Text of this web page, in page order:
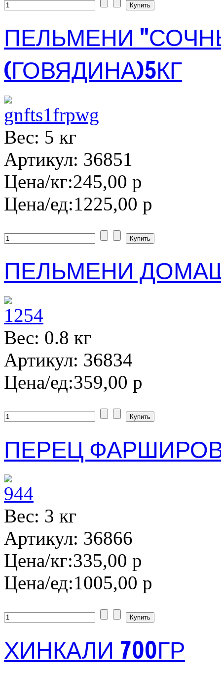
ПЕЛЬМЕНИ
(ГОВЯДИНА)5КГ
Вес: 5 кг
Артикул: 36851
Цена/кг:245,00 р
Цена/ед:1225,00 р
ПЕЛЬМЕНИ
Вес: 0.8 кг
Артикул: 36834
Цена/ед:359,00 р
ПЕРЕЦ
Вес: 3 кг
Артикул: 36866
Цена/кг:335,00 р
Цена/ед:1005,00 р
ХИНКАЛИ 700ГР